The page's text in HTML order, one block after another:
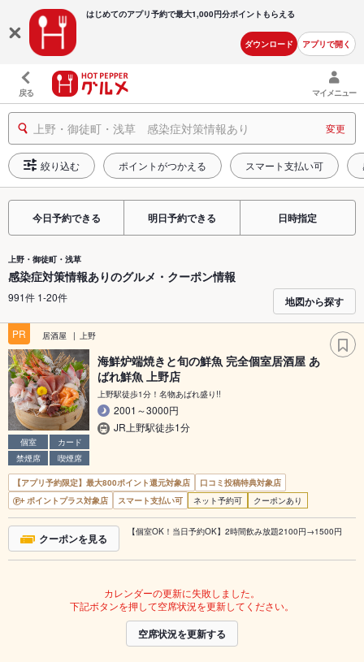
はじめてのアプリ予約で最大1,000円分ポイントもらえる
ダウンロード アプリで開く
戻る マイメニュー
上野・御徒町・浅草 感染症対策情報あり 変更
絞り込む ポイントがつかえる スマート支払い可
今日予約できる 明日予約できる 日時指定
上野・御徒町・浅草
感染症対策情報ありのグルメ・クーポン情報
991件 1-20件 地図から探す
PR 居酒屋 上野
個室
カード
禁煙席
喫煙席
海鮮炉端焼きと旬の鮮魚 完全個室居酒屋 あ
ばれ鮮魚 上野店
上野駅徒歩1分！名物あばれ盛り!!
2001～3000円
JR上野駅徒歩1分
【アプリ予約限定】最大800ポイント還元対象店
口コミ投稿特典対象店
ポイントプラス対象店
スマート支払い可 ネット予約可 クーポンあり
クーポンを見る 【個室OK！当日予約OK】2時間飲み放題2100円→1500円
カレンダーの更新に失敗しました。
下記ボタンを押して空席状況を更新してください。
空席状況を更新する